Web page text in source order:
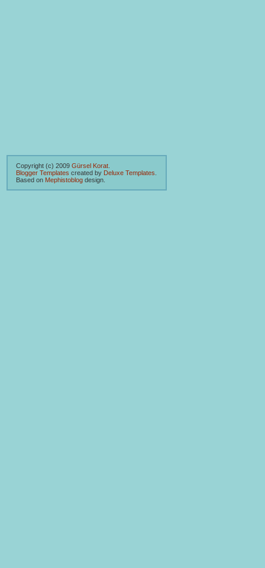
Copyright (c) 2009 Gürsel Korat
Blogger Templates created by Deluxe Templates
Based on Mephistoblog design.